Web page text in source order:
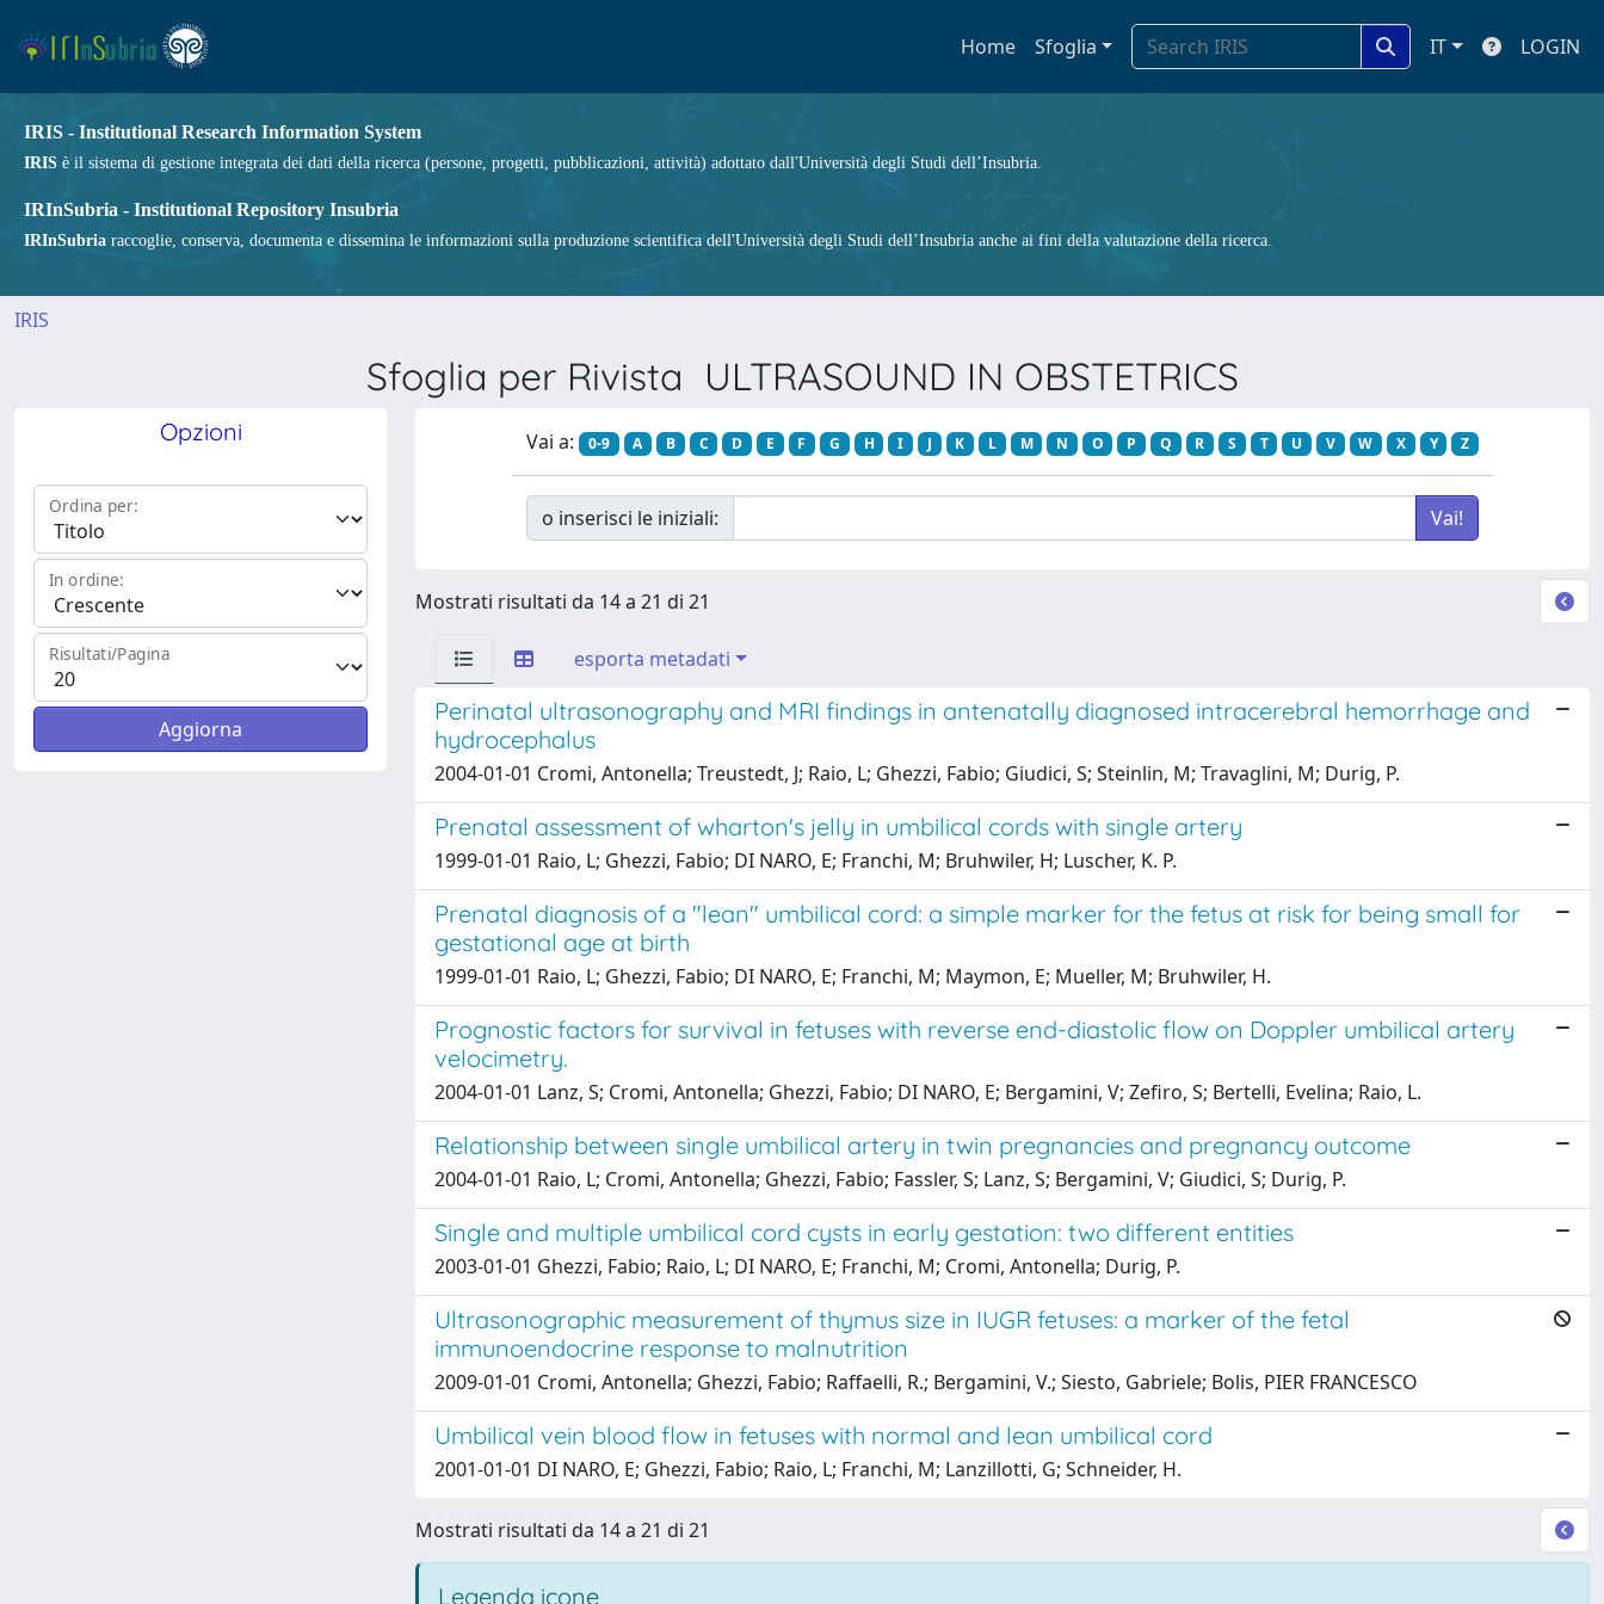
Home Sfoglia IT LOGIN
IRIS - Institutional Research Information System
IRIS è il sistema di gestione integrata dei dati della ricerca (persone, progetti, pubblicazioni, attività) adottato dall'Università degli Studi dell’Insubria.
IRInSubria - Institutional Repository Insubria
IRInSubria raccoglie, conserva, documenta e dissemina le informazioni sulla produzione scientifica dell'Università degli Studi dell’Insubria anche ai fini della valutazione della ricerca.
IRIS
Sfoglia per Rivista ULTRASOUND IN OBSTETRICS
Opzioni
Ordina per:
In ordine:
Risultati/Pagina
Vai a: 0-9 A B C D E F G H I J K L M N O P Q R S T U V W X Y Z
o inserisci le iniziali:
Mostrati risultati da 14 a 21 di 21
esporta metadati
Perinatal ultrasonography and MRI findings in antenatally diagnosed intracerebral hemorrhage and
hydrocephalus
2004-01-01 Cromi, Antonella; Treustedt, J; Raio, L; Ghezzi, Fabio; Giudici, S; Steinlin, M; Travaglini, M; Durig, P.
Prenatal assessment of wharton's jelly in umbilical cords with single artery
1999-01-01 Raio, L; Ghezzi, Fabio; DI NARO, E; Franchi, M; Bruhwiler, H; Luscher, K. P.
Prenatal diagnosis of a "lean" umbilical cord: a simple marker for the fetus at risk for being small for
gestational age at birth
1999-01-01 Raio, L; Ghezzi, Fabio; DI NARO, E; Franchi, M; Maymon, E; Mueller, M; Bruhwiler, H.
Prognostic factors for survival in fetuses with reverse end-diastolic flow on Doppler umbilical artery
velocimetry.
2004-01-01 Lanz, S; Cromi, Antonella; Ghezzi, Fabio; DI NARO, E; Bergamini, V; Zefiro, S; Bertelli, Evelina; Raio, L.
Relationship between single umbilical artery in twin pregnancies and pregnancy outcome
2004-01-01 Raio, L; Cromi, Antonella; Ghezzi, Fabio; Fassler, S; Lanz, S; Bergamini, V; Giudici, S; Durig, P.
Single and multiple umbilical cord cysts in early gestation: two different entities
2003-01-01 Ghezzi, Fabio; Raio, L; DI NARO, E; Franchi, M; Cromi, Antonella; Durig, P.
Ultrasonographic measurement of thymus size in IUGR fetuses: a marker of the fetal
immunoendocrine response to malnutrition
2009-01-01 Cromi, Antonella; Ghezzi, Fabio; Raffaelli, R.; Bergamini, V.; Siesto, Gabriele; Bolis, PIER FRANCESCO
Umbilical vein blood flow in fetuses with normal and lean umbilical cord
2001-01-01 DI NARO, E; Ghezzi, Fabio; Raio, L; Franchi, M; Lanzillotti, G; Schneider, H.
Mostrati risultati da 14 a 21 di 21
Legenda icone